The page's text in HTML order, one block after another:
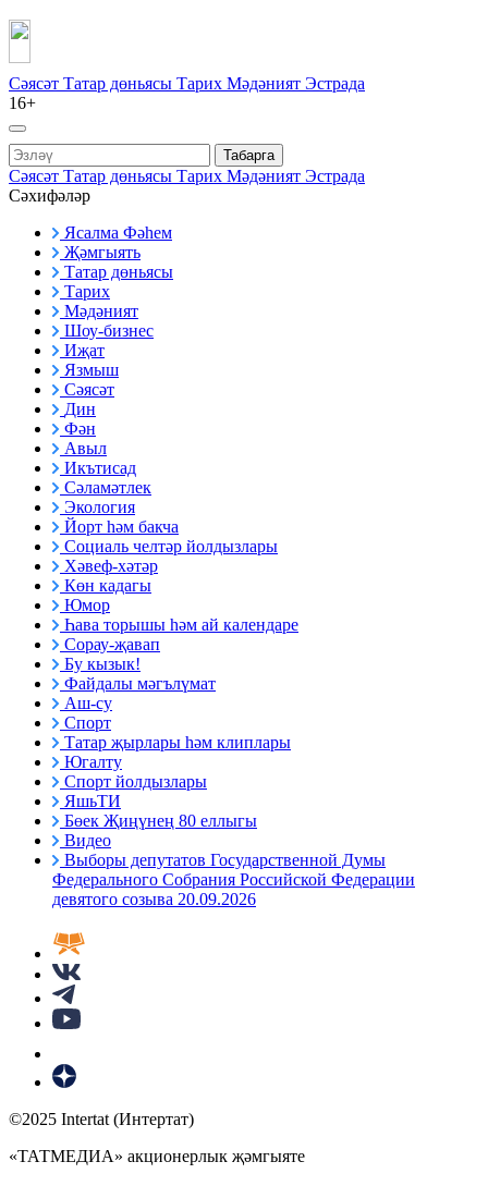
Сәясәт Татар дөньясы Тарих Мәдәният Эстрада
16+
Табарга
Сәясәт Татар дөньясы Тарих Мәдәният Эстрада
Сәхифәләр
Ясалма Фәһем
Җәмгыять
Татар дөньясы
Тарих
Мәдәният
Шоу-бизнес
Иҗат
Язмыш
Сәясәт
Дин
Фән
Авыл
Икътисад
Сәламәтлек
Экология
Йорт һәм бакча
Социаль челтәр йолдызлары
Хәвеф-хәтәр
Көн кадагы
Юмор
Һава торышы һәм ай календаре
Сорау-җавап
Бу кызык!
Файдалы мәгълүмат
Аш-су
Спорт
Татар җырлары һәм клиплары
Югалту
Спорт йолдызлары
ЯшьТИ
Бөек Җиңүнең 80 еллыгы
Видео
Выборы депутатов Государственной Думы
Федерального Собрания Российской Федерации
девятого созыва 20.09.2026
©2025 Intertat (Интертат)
«ТАТМЕДИА» акционерлык җәмгыяте